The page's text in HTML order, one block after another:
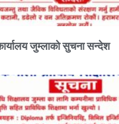
जुम्लाको सुचना सन्देश